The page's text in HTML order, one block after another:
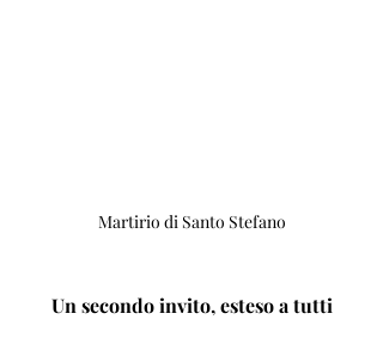
Martirio di Santo Stefano
Un secondo invito, esteso a tutti